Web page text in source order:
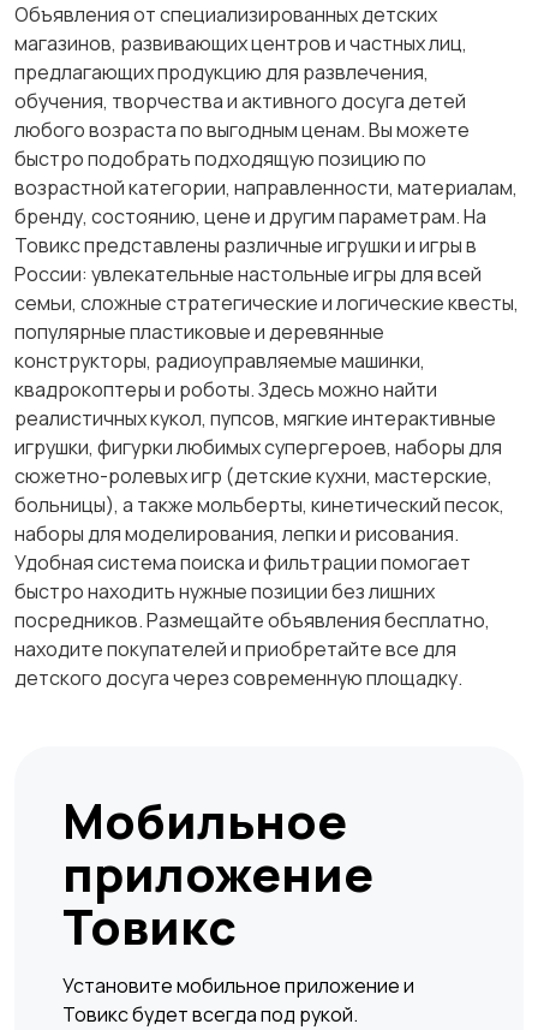
Объявления от специализированных детских
магазинов, развивающих центров и частных лиц,
предлагающих продукцию для развлечения,
обучения, творчества и активного досуга детей
любого возраста по выгодным ценам. Вы можете
быстро подобрать подходящую позицию по
возрастной категории, направленности, материалам,
бренду, состоянию, цене и другим параметрам. На
Товикс представлены различные игрушки и игры в
России: увлекательные настольные игры для всей
семьи, сложные стратегические и логические квесты,
популярные пластиковые и деревянные
конструкторы, радиоуправляемые машинки,
квадрокоптеры и роботы. Здесь можно найти
реалистичных кукол, пупсов, мягкие интерактивные
игрушки, фигурки любимых супергероев, наборы для
сюжетно-ролевых игр (детские кухни, мастерские,
больницы), а также мольберты, кинетический песок,
наборы для моделирования, лепки и рисования.
Удобная система поиска и фильтрации помогает
быстро находить нужные позиции без лишних
посредников. Размещайте объявления бесплатно,
находите покупателей и приобретайте все для
детского досуга через современную площадку.
Мобильное
приложение
Товикс
Установите мобильное приложение и
Товикс будет всегда под рукой.